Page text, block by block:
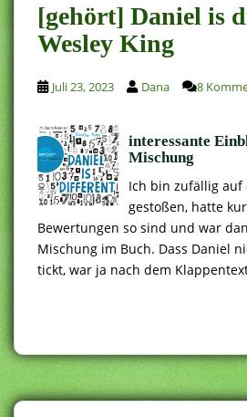
[gehört] Daniel is
Wesley King
Juli 23, 2023 Dana 8
interessante
Mischung
Ich bin zufällig auf
gestoßen, hatte
Bewertungen so sind und war
Mischung im Buch. Dass Daniel
tickt, war ja nach dem